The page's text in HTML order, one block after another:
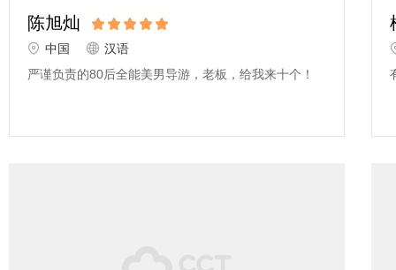
陈旭灿
中国
汉语
严谨负责的80后全能美男导游，老板，给我来十个！